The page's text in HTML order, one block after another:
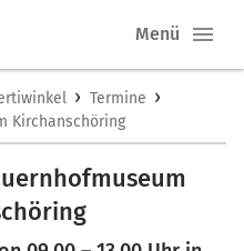
Menü
› Termine ›
Kirchanschöring